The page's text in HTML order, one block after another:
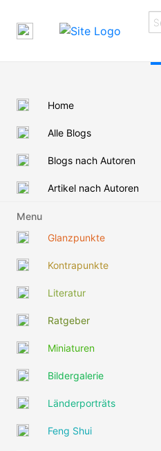
Home
Alle Blogs
Blogs nach Autoren
Artikel nach Autoren
Menu
Glanzpunkte
Kontrapunkte
Literatur
Ratgeber
Miniaturen
Bildergalerie
Länderporträts
Feng Shui